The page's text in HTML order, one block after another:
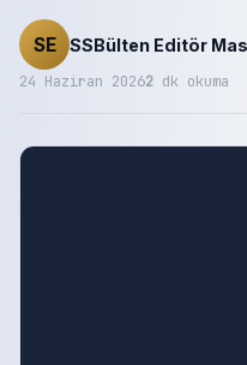
SE SSBülten Editör
24 Haziran 20262 dk okuma